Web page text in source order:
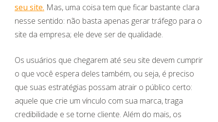
seu site. Mas, uma coisa tem que ficar bastante clara
nesse sentido: não basta apenas gerar tráfego para o
site da empresa; ele deve ser de qualidade.
Os usuários que chegarem até seu site devem cumprir
o que você espera deles também, ou seja, é preciso
que suas estratégias possam atrair o público certo:
aquele que crie um vínculo com sua marca, traga
credibilidade e se torne cliente. Além do mais, os